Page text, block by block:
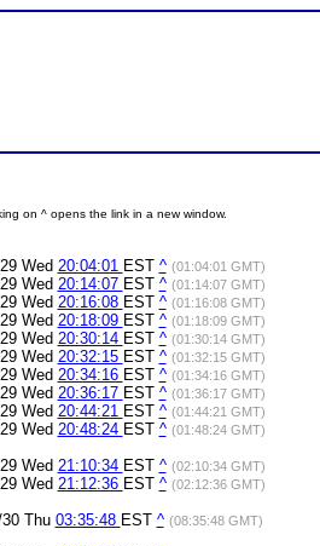
on ^ opens the link in a new window.
Wed 20:04:01 EST ^ (01:04:01 GMT)
Wed 20:14:07 EST ^ (01:14:07 GMT)
Wed 20:16:08 EST ^ (01:16:08 GMT)
Wed 20:18:09 EST ^ (01:18:09 GMT)
Wed 20:30:14 EST ^ (01:30:14 GMT)
Wed 20:32:15 EST ^ (01:32:15 GMT)
Wed 20:34:16 EST ^ (01:34:16 GMT)
Wed 20:36:17 EST ^ (01:36:17 GMT)
Wed 20:44:21 EST ^ (01:44:21 GMT)
Wed 20:48:24 EST ^ (01:48:24 GMT)
Wed 21:10:34 EST ^ (02:10:34 GMT)
Wed 21:12:36 EST ^ (02:12:36 GMT)
Thu 03:35:48 EST ^ (08:35:48 GMT)